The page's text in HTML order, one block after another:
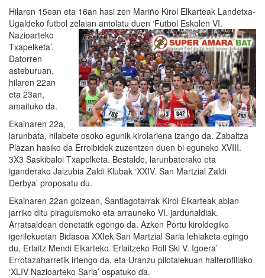
Hilaren 15ean eta 16an hasi zen Mariño Kirol Elkarteak Landetxa-
Ugaldeko futbol zelaian antolatu duen ‘Futbol Eskolen VI.
Nazioarteko
Txapelketa’.
Datorren
asteburuan,
hilaren 22an
eta 23an,
amaituko da.
Ekainaren 22a,
larunbata, hilabete osoko egunik kirolariena izango da. Zabaltza
Plazan hasiko da Erroibidek zuzentzen duen bi eguneko XVIII.
3X3 Saskibaloi Txapelketa. Bestalde, larunbaterako eta
iganderako Jaizubia Zaldi Klubak ‘XXIV. San Martzial Zaldi
Derbya’ proposatu du.
Ekainaren 22an goizean, Santiagotarrak Kirol Elkarteak abian
jarriko ditu piraguismoko eta arrauneko VI. jardunaldiak.
Arratsaldean denetatik egongo da. Azken Portu kiroldegiko
igerilekuetan Bidasoa XXIek San Martzial Saria lehiaketa egingo
du, Erlaitz Mendi Elkarteko ‘Erlaitzeko Roll Ski V. Igoera’
Errotazaharretik irtengo da, eta Uranzu pilotalekuan halterofiliako
‘XLIV Nazioarteko Saria’ ospatuko da.